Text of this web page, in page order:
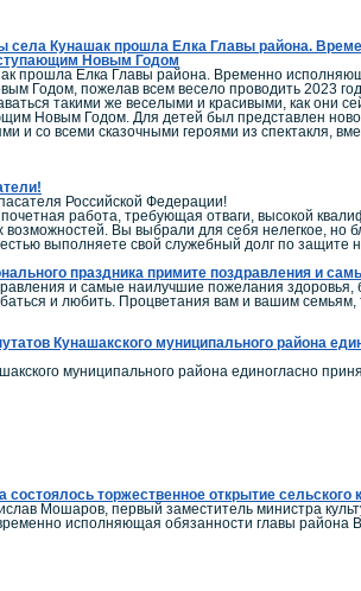
села Кунашак прошла Елка Главы района.
Новым Годом
прошла Елка Главы района. Временно
Годом, пожелав всем весело проводить 2023
такими же веселыми и красивыми, как они
Новым Годом. Для детей был представлен
и со всеми сказочными героями из спектакля,
Российской Федерации!
работа, требующая отваги, высокой
возможностей. Вы выбрали для себя нелегкое,
выполняете свой служебный долг по защите
праздника примите поздравления и
и самые наилучшие пожелания здоровья,
и любить. Процветания вам и вашим
Кунашакского муниципального района
муниципального района единогласно
состоялось торжественное открытие сельского
Мошаров, первый заместитель министра
исполняющая обязанности главы